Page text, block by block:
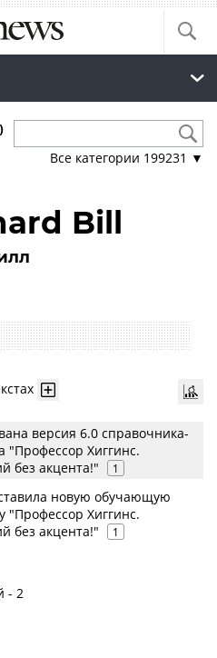
Все категории 199231 ▼
Bill
версия 6.0 справочника-
"Профессор Хиггинс.
без акцента!"
1
новую обучающую
"Профессор Хиггинс.
без акцента!"
1
- 2